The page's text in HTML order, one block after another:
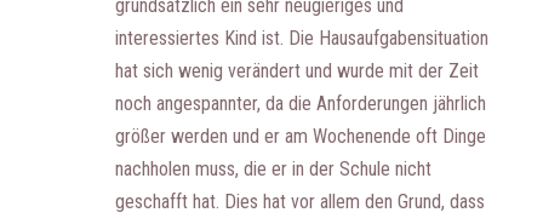
grundsätzlich ein sehr neugieriges und
interessiertes Kind ist. Die Hausaufgabensituation
hat sich wenig verändert und wurde mit der Zeit
noch angespannter, da die Anforderungen jährlich
größer werden und er am Wochenende oft Dinge
nachholen muss, die er in der Schule nicht
geschafft hat. Dies hat vor allem den Grund, dass